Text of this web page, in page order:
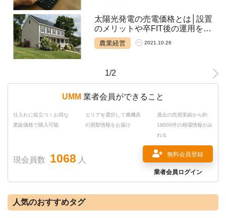
太陽光発電の売電価格とは│設置
のメリットや卒FIT後の運用を解
説
農業経営 2021.10.26
1/2
UMM 業者会員ができること
仕入れに役立つ！お得な
業販価格で購入可能
エリアを選択して農機具
の買取情報をお届け
過去の売買実績から約
19000件の相場情報がみ
れる
現会員数 1068 人
無料会員登録
業者会員ログイン
人気のおすすめタグ